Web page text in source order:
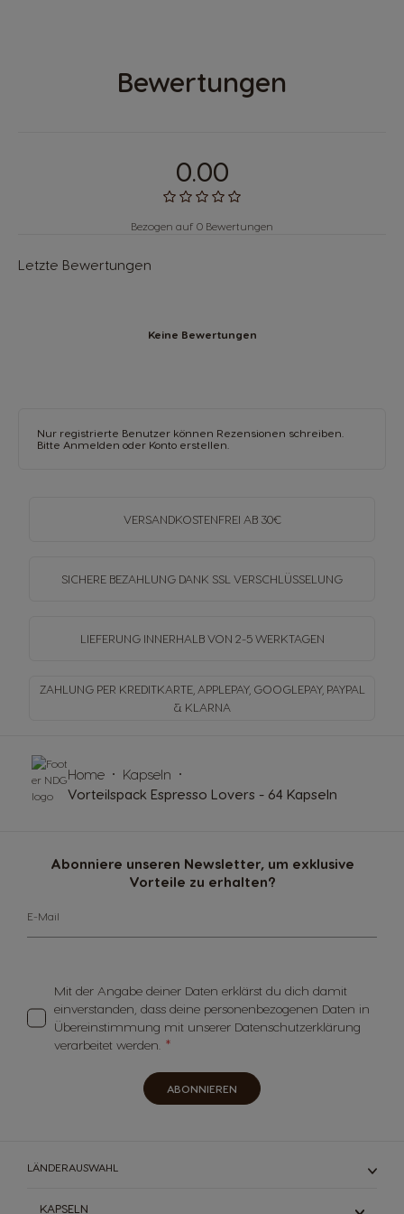
Bewertungen
0.00
Bezogen auf 0 Bewertungen
Letzte Bewertungen
Keine Bewertungen
Nur registrierte Benutzer können Rezensionen schreiben.
Bitte Anmelden oder Konto erstellen
VERSANDKOSTENFREI AB 30€
SICHERE BEZAHLUNG DANK SSL VERSCHLÜSSELUNG
LIEFERUNG INNERHALB VON 2-5 WERKTAGEN
ZAHLUNG PER KREDITKARTE, APPLEPAY, GOOGLEPAY, PAYPAL
& KLARNA
Abonniere unseren Newsletter, um exklusive
Vorteile zu erhalten?
E-Mail
Mit der Angabe deiner Daten erklärst du dich damit
einverstanden, dass deine personenbezogenen Daten in
Übereinstimmung mit unserer Datenschutzerklärung
verarbeitet werden.
ABONNIEREN
Home
Kapseln
Vorteilspack Espresso Lovers - 64 Kapseln
LÄNDERAUSWAHL
KAPSELN